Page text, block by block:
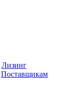
Лизинг
Поставщикам